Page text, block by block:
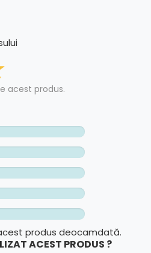
acest produs.
produs deocamdată.
ACEST PRODUS ?